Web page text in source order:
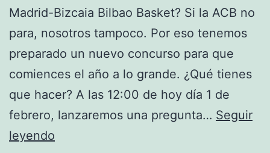
Madrid-Bizcaia Bilbao Basket? Si la ACB no
para, nosotros tampoco. Por eso tenemos
preparado un nuevo concurso para que
comiences el año a lo grande. ¿Qué tienes
que hacer? A las 12:00 de hoy día 1 de
febrero, lanzaremos una pregunta… Seguir
leyendo